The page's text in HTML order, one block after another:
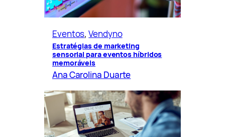
Eventos, Vendyno
Estratégias de marketing
sensorial para eventos híbridos
memoráveis
Ana Carolina Duarte